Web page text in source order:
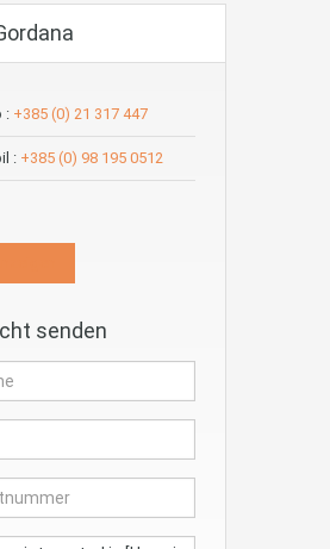
: +385 (0) 21 317 447
: +385 (0) 98 195 0512
senden